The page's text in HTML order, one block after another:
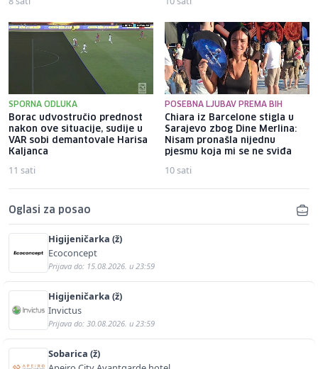
SPORNA ODLUKA
Borac udvostručio prednost
nakon ove situacije, sudije u
VAR sobi demantovale Harisa
Kaljanca
11 sati
POSEBNA LJUBAV PREMA BIH
Chiara iz Barcelone stigla u
Sarajevo zbog Dine Merlina:
Nisam pronašla nijednu
pjesmu koja mi se ne sviđa
10 sati
Oglasi za posao
Higijeničarka (ž)
Ecoconcept
Prijava do: 15.08.2026. u 23:59
Higijeničarka (ž)
Invictus
Prijava do: 30.08.2026. u 23:59
Sobarica (ž)